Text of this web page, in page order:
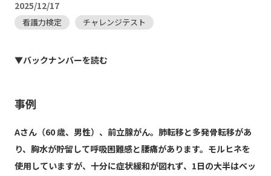
2025/12/17
看護力検定 チャレンジテスト
▼バックナンバーを読む
事例
Aさん（60 歳、男性）、前立腺がん。肺転移と多発骨転移があ
り、胸水が貯留して呼吸困難感と腰痛があります。モルヒネを
使用していますが、十分に症状緩和が図れず、1日の大半はベッ